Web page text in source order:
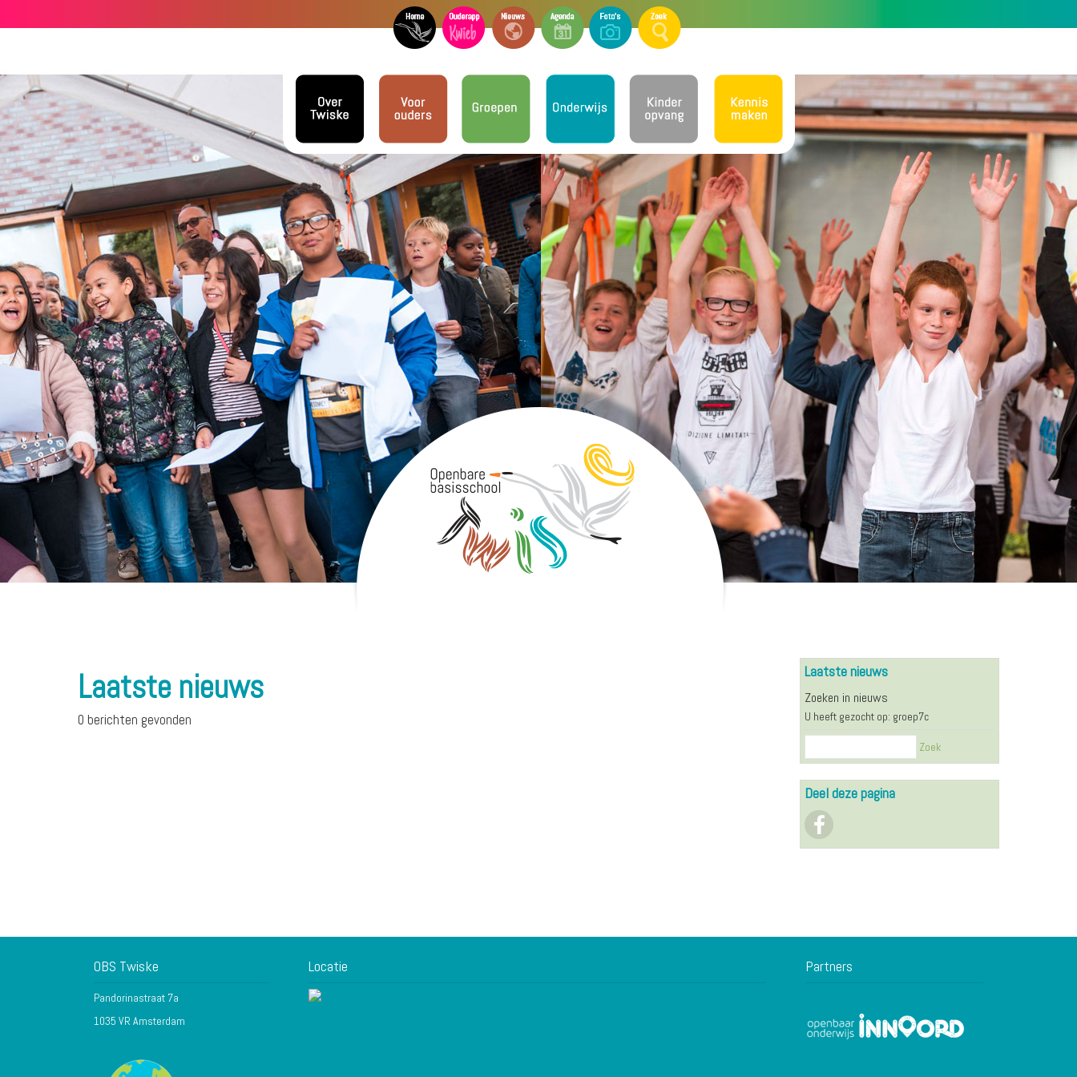
Laatste nieuws
0 berichten gevonden
Laatste nieuws
Zoeken in nieuws
U heeft gezocht op: groep7c
Zoek
Deel deze pagina
OBS Twiske
Pandorinastraat 7a
1035 VR Amsterdam
Locatie Partners